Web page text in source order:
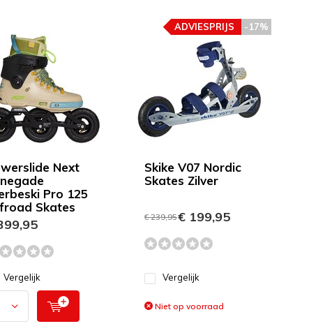
Next
Pro 125
Skates
Vergelijk
Skike V07 Nordic
Skates Zilver
-17%
ADVIESPRIJS
€ 239,95€ 199,95
Vergelijk
Niet op voorraad